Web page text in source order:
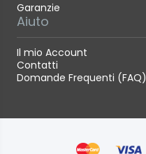
Garanzie
Aiuto
Il mio Account
Contatti
Domande Frequenti (FAQ)